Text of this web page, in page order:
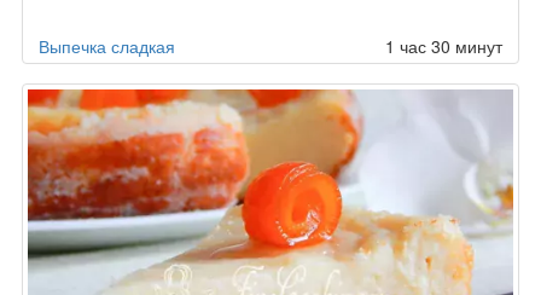
Выпечка сладкая 1 час 30 минут